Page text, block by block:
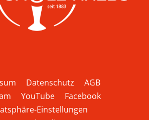
Datenschutz
AGB
YouTube
Facebook
Einstellungen